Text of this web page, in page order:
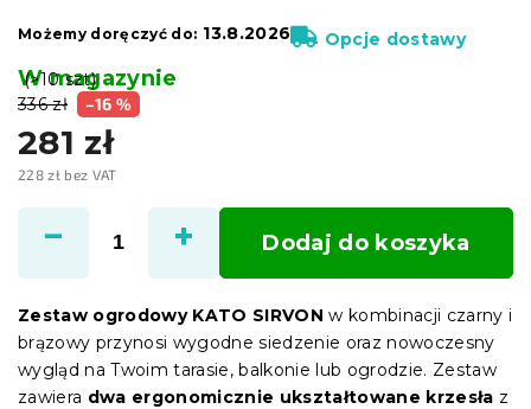
336 zł –16 %
281 zł
228 zł bez VAT
jednostkowa:
W magazynie
(>10 szt)
Możemy doręczyć do: 13.8.2026 Opcje dostawy
Dodaj do koszyka
Zestaw ogrodowy KATO SIRVON w kombinacji czarny i
brązowy przynosi wygodne siedzenie oraz nowoczesny
wygląd na Twoim tarasie, balkonie lub ogrodzie. Zestaw
zawiera dwa ergonomicznie ukształtowane krzesła z